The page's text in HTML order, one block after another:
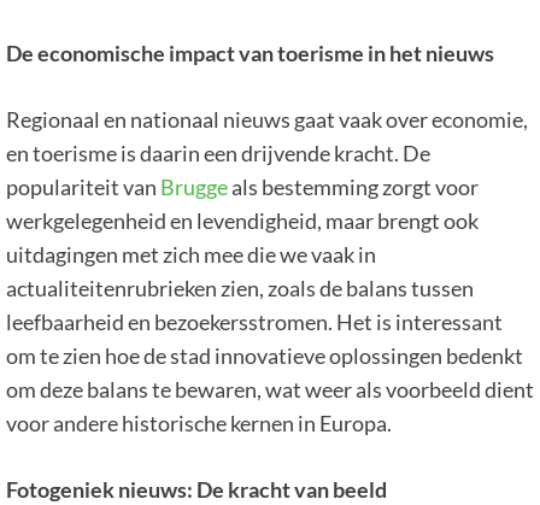
De economische impact van toerisme in het nieuws
Regionaal en nationaal nieuws gaat vaak over economie,
en toerisme is daarin een drijvende kracht. De
populariteit van Bruggeals bestemming zorgt voor
werkgelegenheid en levendigheid, maar brengt ook
uitdagingen met zich mee die we vaak in
actualiteitenrubrieken zien, zoals de balans tussen
leefbaarheid en bezoekersstromen. Het is interessant
om te zien hoe de stad innovatieve oplossingen bedenkt
om deze balans te bewaren, wat weer als voorbeeld dient
voor andere historische kernen in Europa.
Fotogeniek nieuws: De kracht van beeld